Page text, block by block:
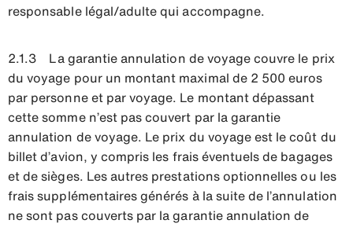
responsable légal/adulte qui accompagne.
2.1.3 La garantie annulation de voyage couvre le prix
du voyage pour un montant maximal de 2 500 euros
par personne et par voyage. Le montant dépassant
cette somme n’est pas couvert par la garantie
annulation de voyage. Le prix du voyage est le coût du
billet d’avion, y compris les frais éventuels de bagages
et de sièges. Les autres prestations optionnelles ou les
frais supplémentaires générés à la suite de l’annulation
ne sont pas couverts par la garantie annulation de